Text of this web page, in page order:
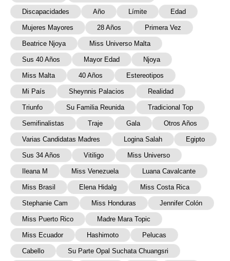
Discapacidades Año Límite Edad
Mujeres Mayores 28 Años Primera Vez
Beatrice Njoya Miss Universo Malta
Sus 40 Años Mayor Edad Njoya
Miss Malta 40 Años Estereotipos
Mi País Sheynnis Palacios Realidad
Triunfo Su Familia Reunida Tradicional Top
Semifinalistas Traje Gala Otros Años
Varias Candidatas Madres Logina Salah Egipto
Sus 34 Años Vitiligo Miss Universo
Ileana M Miss Venezuela Luana Cavalcante
Miss Brasil Elena Hidalg Miss Costa Rica
Stephanie Cam Miss Honduras Jennifer Colón
Miss Puerto Rico Madre Mara Topic
Miss Ecuador Hashimoto Pelucas
Cabello Su Parte Opal Suchata Chuangsri